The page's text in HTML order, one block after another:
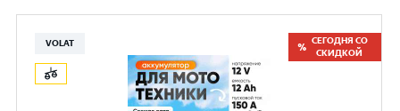
VOLAT
СЕГОДНЯ СО
СКИДКОЙ